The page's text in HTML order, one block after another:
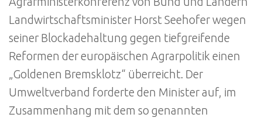
Landwirtschaftsminister Horst Seehofer wegen
seiner Blockadehaltung gegen tiefgreifende
Reformen der europäischen Agrarpolitik einen
„Goldenen Bremsklotz“ überreicht. Der
Umweltverband forderte den Minister auf, im
Zusammenhang mit dem so genannten